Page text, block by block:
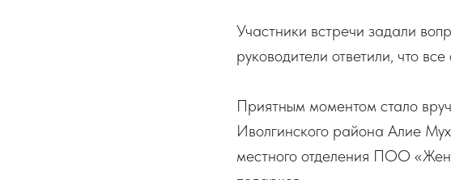
Участники встречи задали
руководители ответили, что
Приятным моментом стало
Иволгинского района Алие
местного отделения ПОО